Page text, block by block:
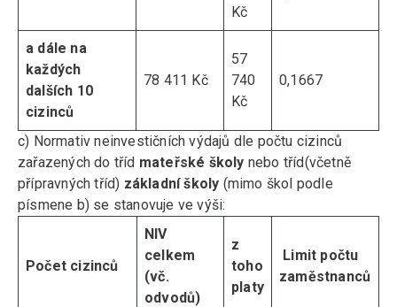
Kč
a dále na
každých
dalších 10
cizinců
78 411 Kč
57
740
Kč
0,1667
c) Normativ neinvestičních výdajů dle počtu cizinců
zařazených do tříd mateřské školy nebo tříd(včetně
přípravných tříd) základní školy (mimo škol podle
písmene b) se stanovuje ve výši:
Počet cizinců
NIV
celkem
(vč.
odvodů)
z
toho
platy
Limit počtu
zaměstnanců